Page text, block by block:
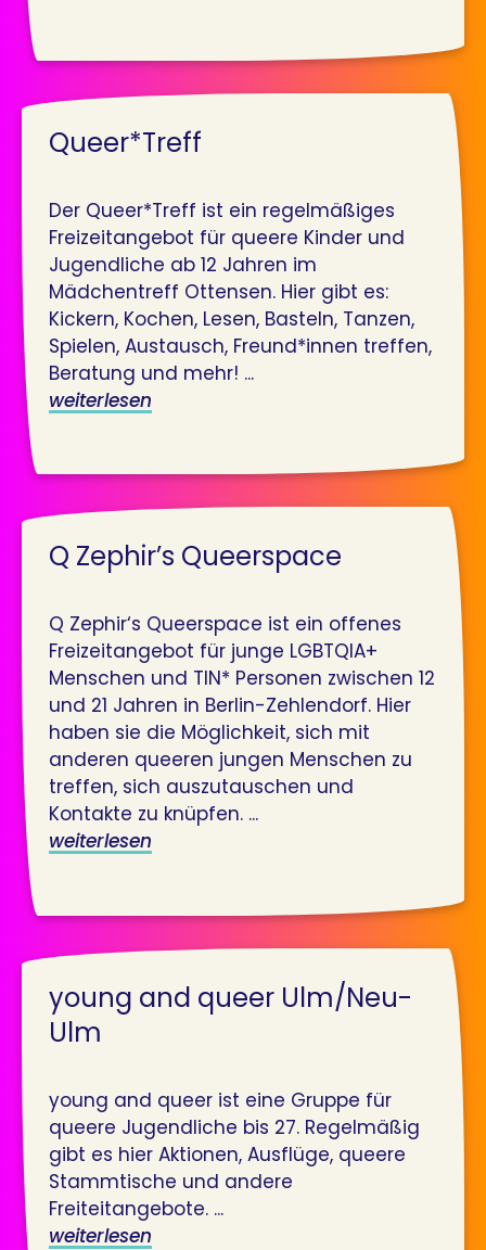
Queer*Treff
Der Queer*Treff ist ein regelmäßiges
Freizeitangebot für queere Kinder und
Jugendliche ab 12 Jahren im
Mädchentreff Ottensen. Hier gibt es:
Kickern, Kochen, Lesen, Basteln, Tanzen,
Spielen, Austausch, Freund*innen treffen,
Beratung und mehr! ...
weiterlesen
Q Zephir’s Queerspace
Q Zephir‘s Queerspace ist ein offenes
Freizeitangebot für junge LGBTQIA+
Menschen und TIN* Personen zwischen 12
und 21 Jahren in Berlin-Zehlendorf. Hier
haben sie die Möglichkeit, sich mit
anderen queeren jungen Menschen zu
treffen, sich auszutauschen und
Kontakte zu knüpfen. ...
weiterlesen
young and queer Ulm/Neu-
Ulm
young and queer ist eine Gruppe für
queere Jugendliche bis 27. Regelmäßig
gibt es hier Aktionen, Ausflüge, queere
Stammtische und andere
Freiteitangebote. ...
weiterlesen